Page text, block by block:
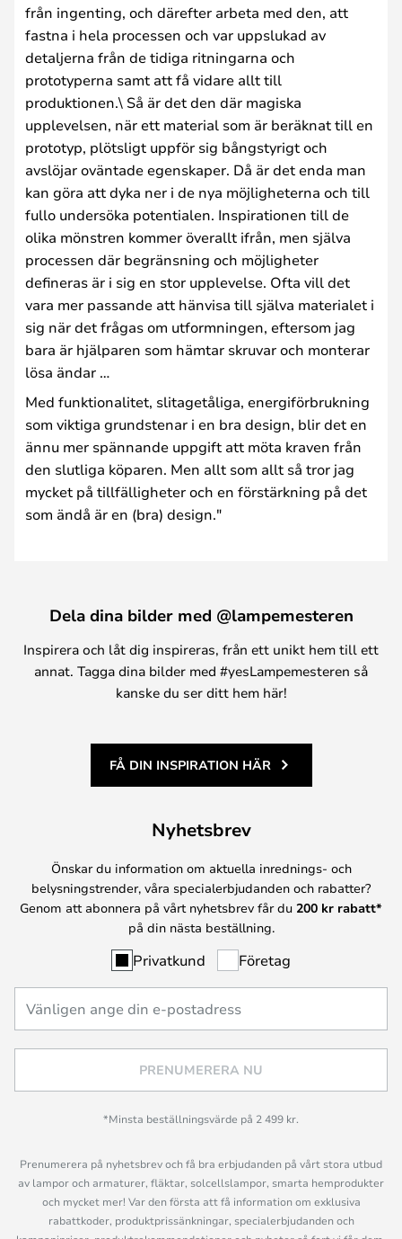
från ingenting, och därefter arbeta med den, att
fastna i hela processen och var uppslukad av
detaljerna från de tidiga ritningarna och
prototyperna samt att få vidare allt till
produktionen.\ Så är det den där magiska
upplevelsen, när ett material som är beräknat till en
prototyp, plötsligt uppför sig bångstyrigt och
avslöjar oväntade egenskaper. Då är det enda man
kan göra att dyka ner i de nya möjligheterna och till
fullo undersöka potentialen. Inspirationen till de
olika mönstren kommer överallt ifrån, men själva
processen där begränsning och möjligheter
defineras är i sig en stor upplevelse. Ofta vill det
vara mer passande att hänvisa till själva materialet i
sig när det frågas om utformningen, eftersom jag
bara är hjälparen som hämtar skruvar och monterar
lösa ändar …
Med funktionalitet, slitagetåliga, energiförbrukning
som viktiga grundstenar i en bra design, blir det en
ännu mer spännande uppgift att möta kraven från
den slutliga köparen. Men allt som allt så tror jag
mycket på tillfälligheter och en förstärkning på det
som ändå är en (bra) design."
Dela dina bilder med @lampemesteren
Inspirera och låt dig inspireras, från ett unikt hem till ett
annat. Tagga dina bilder med #yesLampemesteren så
kanske du ser ditt hem här!
FÅ DIN INSPIRATION HÄR
Nyhetsbrev
Önskar du information om aktuella inrednings- och
belysningstrender, våra specialerbjudanden och rabatter?
Genom att abonnera på vårt nyhetsbrev får du 200 kr rabatt*
på din nästa beställning.
Privatkund Företag
PRENUMERERA NU
*Minsta beställningsvärde på 2 499 kr.
Prenumerera på nyhetsbrev och få bra erbjudanden på vårt stora utbud
av lampor och armaturer, fläktar, solcellslampor, smarta hemprodukter
och mycket mer! Var den första att få information om exklusiva
rabattkoder, produktprissänkningar, specialerbjudanden och